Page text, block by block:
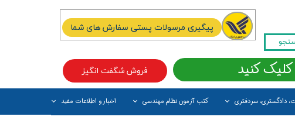
دادگستری، سردفتری کتب آزمون نظام مهندسی اخبار و اطلاعات مفید
فروش شگفت انگیز کنید
پیگیری مرسولات پستی سفارش های شما